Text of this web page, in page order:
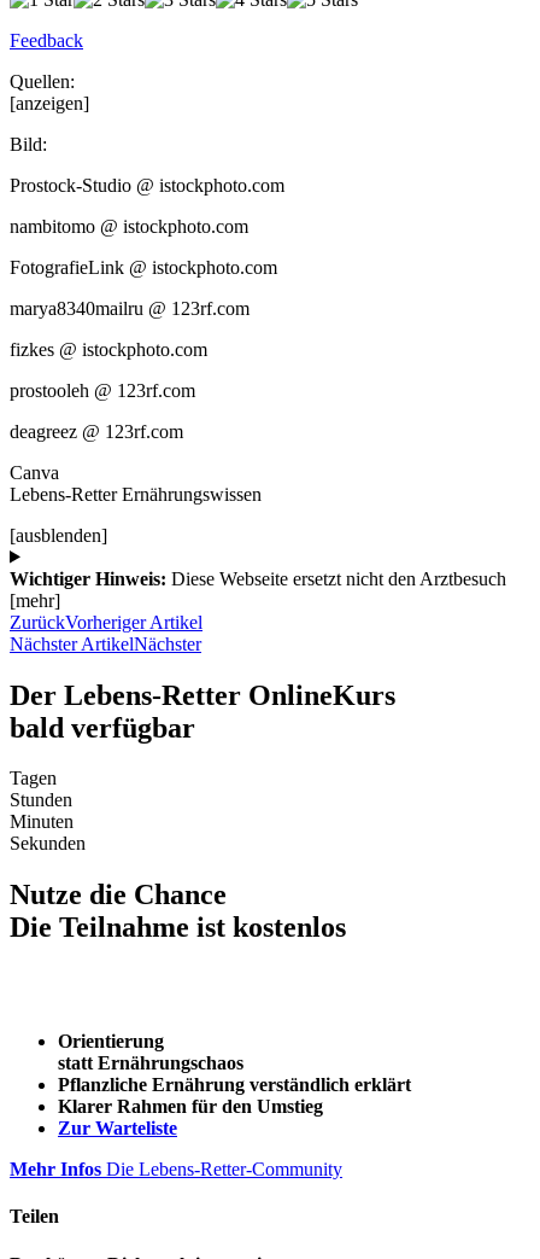
Feedback
Quellen:
[anzeigen]
Bild:
Prostock-Studio @ istockphoto.com
nambitomo @ istockphoto.com
FotografieLink @ istockphoto.com
marya8340mailru @ 123rf.com
fizkes @ istockphoto.com
prostooleh @ 123rf.com
deagreez @ 123rf.com
Canva
Lebens-Retter Ernährungswissen
[ausblenden]
Wichtiger Hinweis: Diese Webseite ersetzt nicht den Arztbesuch
[mehr]
ZurückVorheriger Artikel
Nächster ArtikelNächster
Der Lebens-Retter OnlineKurs
bald verfügbar
Tagen
Stunden
Minuten
Sekunden
Nutze die Chance
Die Teilnahme ist kostenlos
Orientierung
statt Ernährungschaos
Pflanzliche Ernährung verständlich erklärt
Klarer Rahmen für den Umstieg
Zur Warteliste
Mehr Infos Die Lebens-Retter-Community
Teilen